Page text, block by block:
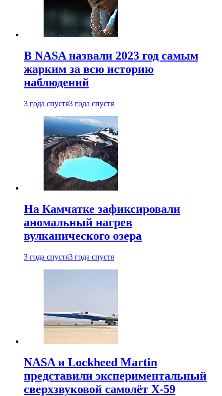
В NASA назвали 2023 год самым
жарким за всю историю
наблюдений
3 года спустя3 года спустя
На Камчатке зафиксировали
аномальный нагрев
вулканического озера
3 года спустя3 года спустя
NASA и Lockheed Martin
представили экспериментальный
сверхзвуковой самолёт X-59